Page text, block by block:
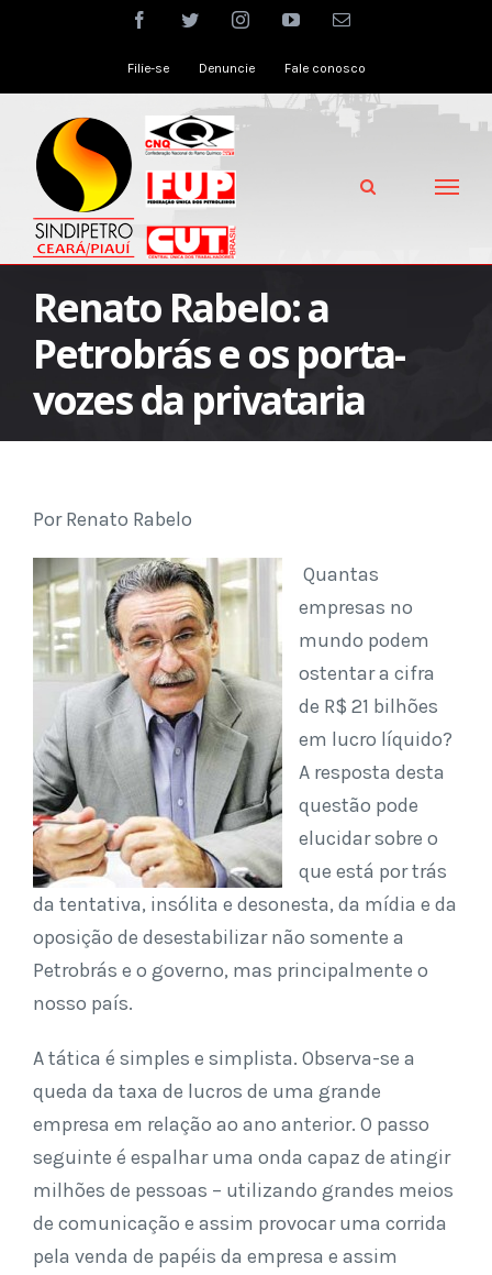
facebooktwitter instagramyoutubeEmail
Filie-se Denuncie Fale conosco
Renato Rabelo: a
Petrobrás e os porta-
vozes da privataria
Por Renato Rabelo
Quantas
empresas no
mundo podem
ostentar a cifra
de R$ 21 bilhões
em lucro líquido?
A resposta desta
questão pode
elucidar sobre o
que está por trás
da tentativa, insólita e desonesta, da mídia e da
oposição de desestabilizar não somente a
Petrobrás e o governo, mas principalmente o
nosso país.
A tática é simples e simplista. Observa-se a
queda da taxa de lucros de uma grande
empresa em relação ao ano anterior. O passo
seguinte é espalhar uma onda capaz de atingir
milhões de pessoas – utilizando grandes meios
de comunicação e assim provocar uma corrida
pela venda de papéis da empresa e assim